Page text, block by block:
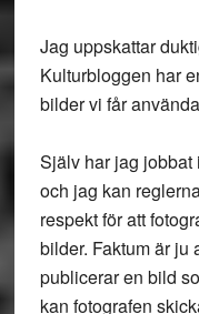
Jag uppskattar
Kulturbloggen har
bilder vi får
Själv har jag jobbat
och jag kan
respekt för att
bilder. Faktum är ju
publicerar en bild
kan fotografen